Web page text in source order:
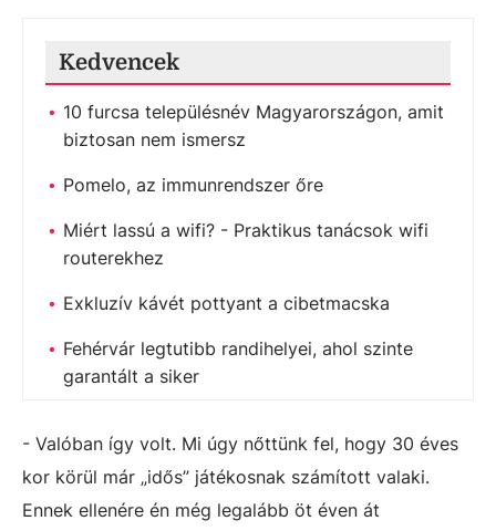
Kedvencek
10 furcsa településnév Magyarországon, amit
biztosan nem ismersz
Pomelo, az immunrendszer őre
Miért lassú a wifi? - Praktikus tanácsok wifi
routerekhez
Exkluzív kávét pottyant a cibetmacska
Fehérvár legtutibb randihelyei, ahol szinte
garantált a siker
- Valóban így volt. Mi úgy nőttünk fel, hogy 30 éves
kor körül már „idős” játékosnak számított valaki.
Ennek ellenére én még legalább öt éven át